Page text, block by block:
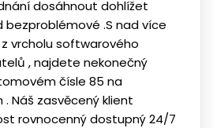
dosáhnout dohlížet
bezproblémové .S nad více
z vrcholu softwarového
, najdete nekonečný
čísle 85 na
Náš zasvěcený klient
rovnocenný dostupný 24/7